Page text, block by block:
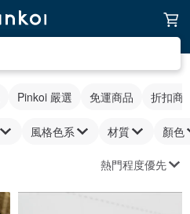
Pinkoi 嚴選 免運商品 折扣商
風格色系 材質 顏色
熱門程度優先